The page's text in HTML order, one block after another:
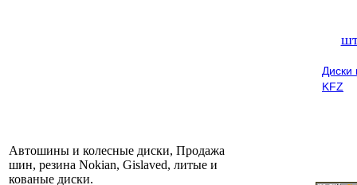
KFZ
Автошины и колесные диски, Продажа
шин, резина Nokian, Gislaved, литые и
кованые диски.